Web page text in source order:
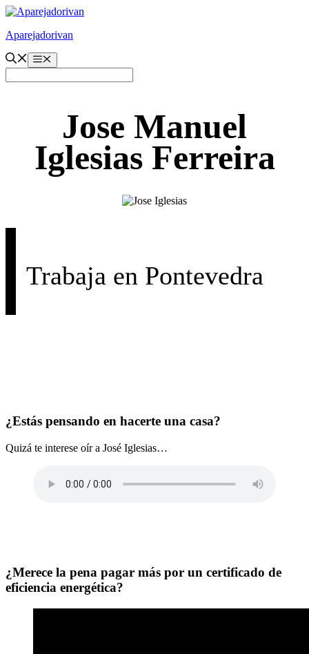
Saltar
contenido
Aparejadorivan
Menú
Jose Manuel
Iglesias Ferreira
Trabaja en Pontevedra
¿Estás pensando en hacerte una casa?
Quizá te interese oír a José Iglesias…
¿Merece la pena pagar más por un certificado de
eficiencia energética?